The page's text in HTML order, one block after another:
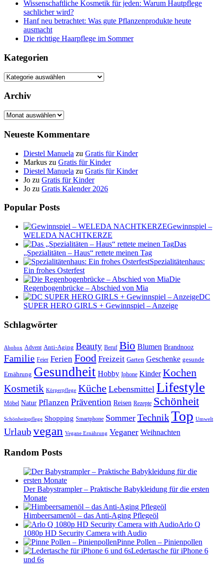
Wissenschaftliche Kosmetik für jeden: Warum Hautpflege
sachlicher wird?
Hanf neu betrachtet: Was gute Pflanzenprodukte heute
ausmacht
Die richtige Haarpflege im Sommer
Kategorien
Kategorien
Archiv
Archiv
Neueste Kommentare
Diestel Manuela zu Gratis für Kinder
Markus zu Gratis für Kinder
Diestel Manuela zu Gratis für Kinder
Jo zu Gratis für Kinder
Jo zu Gratis Kalender 2026
Popular Posts
Gewinnspiel –
WELEDA NACHTKERZE
Das
„Spezialitäten – Haus“ rettete meinen Tag
Spezialitätenhaus:
Ein frohes Osterfest
Die
Regenbogenbrücke – Abschied von Mia
DC
SUPER HERO GIRLS + Gewinnspiel – Anzeige
Schlagwörter
Abobox Advent Anti-Aging Beauty Beruf Bio Blumen Brandnooz
Familie Feier Ferien Food Freizeit Garten Geschenke gesunde
Ernährung Gesundheit Hobby Iphone Kinder Kochen
Kosmetik Körperpflege Küche Lebensmittel Lifestyle
Möbel Natur Pflanzen Prävention Reisen Rezepte Schönheit
Schönheitspflege Shopping Smartphone Sommer TechnikTop Umwelt
Urlaubvegan Vegane Ernährung Veganer Weihnachten
Random Posts
Der Babystrampler – Praktische Babykleidung für die ersten
Monate
Himbeersamenöl – das Anti-Aging Pflegeöl
Arlo Q
1080p HD Security Camera with Audio
Pinne Pollen – Pinienpollen
Ledertasche für iPhone 6
und 6s